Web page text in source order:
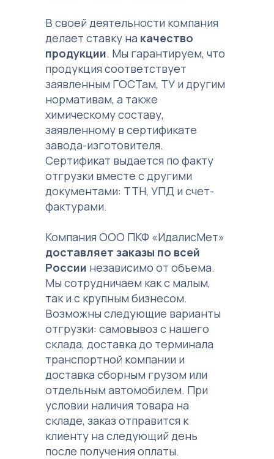
В своей деятельности компания
делает ставку на качество
продукции. Мы гарантируем, что
продукция соответствует
заявленным ГОСТам, ТУ и другим
нормативам, а также
химическому составу,
заявленному в сертификате
завода-изготовителя.
Сертификат выдается по факту
отгрузки вместе с другими
документами: ТТН, УПД и счет-
фактурами.
Компания ООО ПКФ «ИдалисМет»
доставляет заказы по всей
России независимо от объема.
Мы сотрудничаем как с малым,
так и с крупным бизнесом.
Возможны следующие варианты
отгрузки: самовывоз с нашего
склада, доставка до терминала
транспортной компании и
доставка сборным грузом или
отдельным автомобилем. При
условии наличия товара на
складе, заказ отправится к
клиенту на следующий день
после получения оплаты.